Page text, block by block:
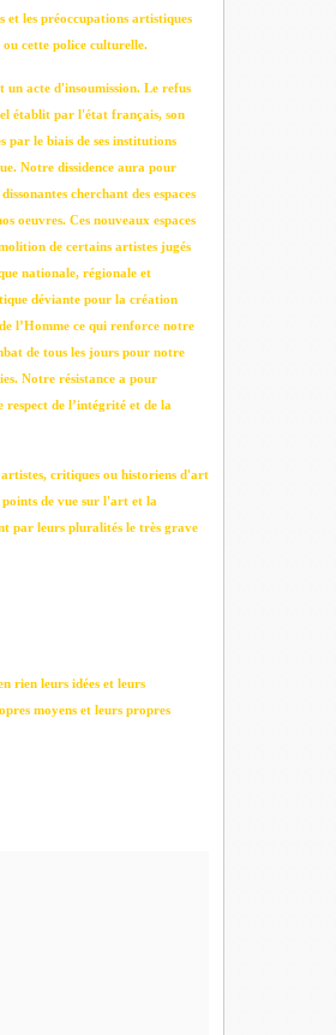
et les préoccupations artistiques
cette police culturelle.
un acte d'insoumission. Le refus
établit par l'état français, son
par le biais de ses institutions
Notre dissidence aura pour
cherchant des espaces
oeuvres. Ces nouveaux espaces
de certains artistes jugés
nationale, régionale et
déviante pour la création
l’Homme ce qui renforce notre
de tous les jours pour notre
Notre résistance a pour
de l’intégrité et de la
artistes, critiques ou historiens d'art
points de vue sur l'art et la
par leurs pluralités le très grave
rien leurs idées et leurs
moyens et leurs propres